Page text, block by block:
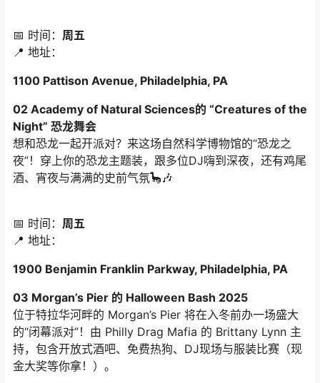
📅 时间： 周五
📍 地址：
1100 Pattison Avenue, Philadelphia, PA
02 Academy of Natural Sciences的 “Creatures of the
Night” 恐龙舞会
想和恐龙一起开派对？来这场自然科学博物馆的“恐龙之
夜”！穿上你的恐龙主题装，跟多位DJ嗨到深夜，还有鸡尾
酒、宵夜与满满的史前气氛🦕🎶
📅 时间： 周五
📍 地址：
1900 Benjamin Franklin Parkway, Philadelphia, PA
03 Morgan’s Pier 的 Halloween Bash 2025
位于特拉华河畔的 Morgan’s Pier 将在入冬前办一场盛大
的“闭幕派对”！由 Philly Drag Mafia 的 Brittany Lynn 主
持，包含开放式酒吧、免费热狗、DJ现场与服装比赛（现
金大奖等你拿！）。